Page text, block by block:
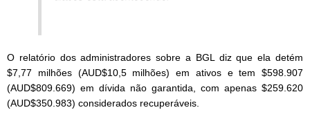
O relatório dos administradores sobre a BGL diz que ela detém
$7,77 milhões (AUD$10,5 milhões) em ativos e tem $598.907
(AUD$809.669) em dívida não garantida, com apenas $259.620
(AUD$350.983) considerados recuperáveis.